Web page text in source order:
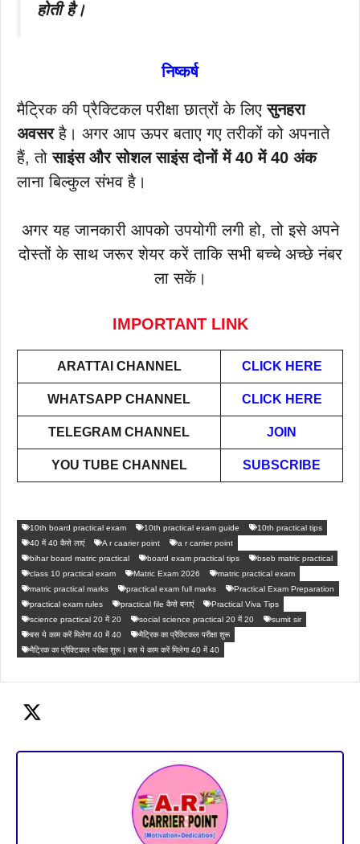
होती है।
निष्कर्ष
मैट्रिक की प्रैक्टिकल परीक्षा छात्रों के लिएसुनहरा
अवसरहै। अगर आप ऊपर बताए गए तरीकों को अपनाते
हैं, तोसाइंस और सोशल साइंस दोनों में 40 में 40 अंक
लाना बिल्कुल संभव है।
अगर यह जानकारी आपको उपयोगी लगी हो, तो इसे अपने
दोस्तों के साथ जरूर शेयर करें ताकि सभी बच्चे अच्छे नंबर
ला सकें।
IMPORTANT LINK
ARATTAI CHANNEL CLICK HERE
WHATSAPP CHANNEL CLICK HERE
TELEGRAM CHANNEL JOIN
YOU TUBE CHANNEL SUBSCRIBE
10th board practical exam 10th practical exam guide
10th practical tips
40 में 40 कैसे लाएं
A r caarier point
a r carrier point
bihar board matric practical
board exam practical tips
bseb matric practical
class 10 practical exam
Matric Exam 2026
matric practical exam
matric practical marks
practical exam full marks
Practical Exam Preparation
practical exam rules
practical file कैसे बनाएं
Practical Viva Tips
science practical 20 में 20
social science practical 20 में 20
sumit sir
बस ये काम करें मिलेगा 40 में 40
मैट्रिक का प्रैक्टिकल परीक्षा शुरू
मैट्रिक का प्रैक्टिकल परीक्षा शुरू | बस ये काम करें मिलेगा 40 में 40